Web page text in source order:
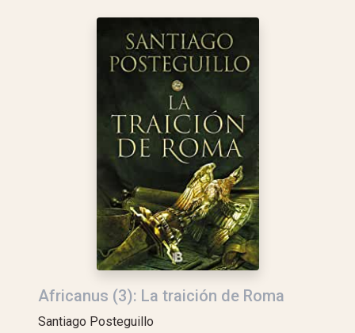
Africanus (3): La traición de Roma
Santiago Posteguillo